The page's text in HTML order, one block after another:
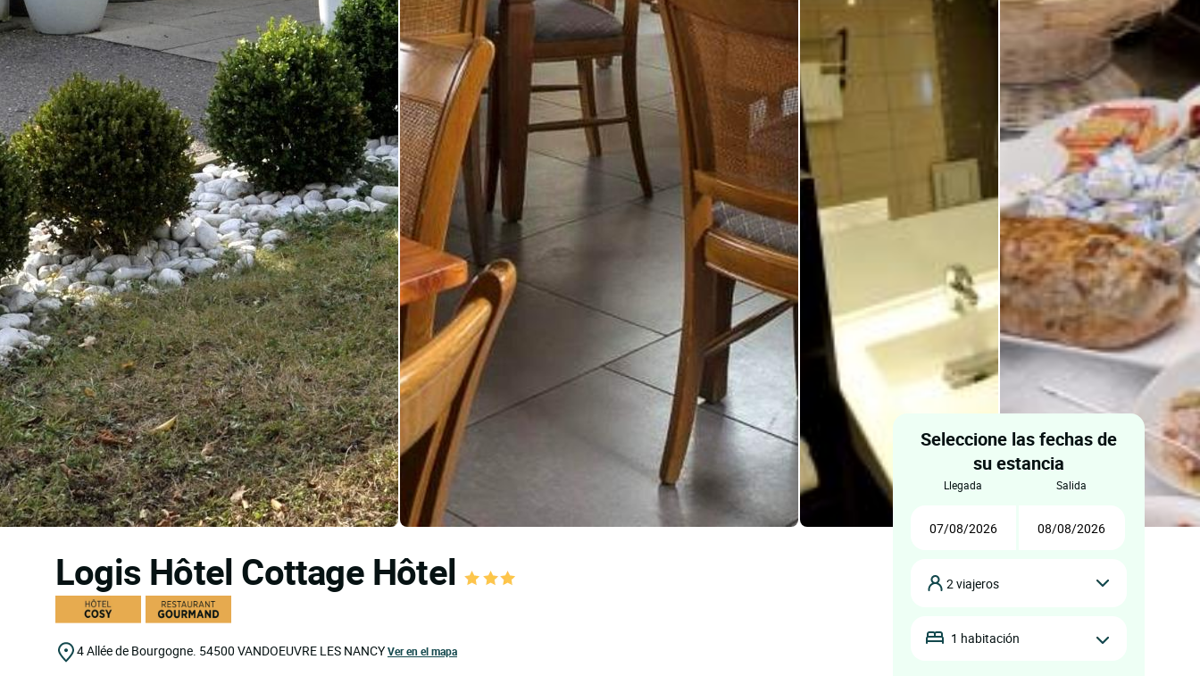
Logis Hôtel Cottage Hôtel
4 Allée de Bourgogne. 54500 VANDOEUVRE LES NANCYVer en el mapa
Seleccione las fechas de
su estancia
llegada salida
2 viajeros
1 habitación